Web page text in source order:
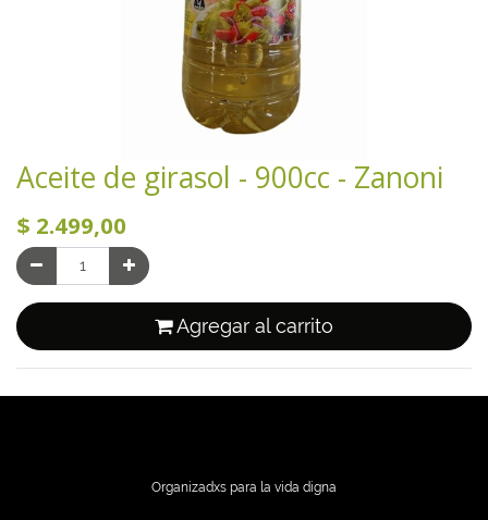
Aceite de girasol - 900cc - Zanoni
$ 2.499,00
Agregar al carrito
Organizadxs para la vida digna